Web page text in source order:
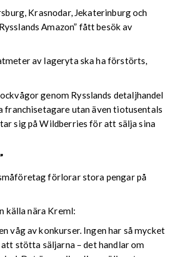
Krasnodar, Jekaterinburg och
Amazon” fått besök av
av lageryta ska ha förstörts,
genom Rysslands detaljhandel
franchisetagare utan även tiotusentals
sig på Wildberries för att sälja sina
förlorar stora pengar på
källa nära Kreml:
våg av konkurser. Ingen har så mycket
stötta säljarna – det handlar om